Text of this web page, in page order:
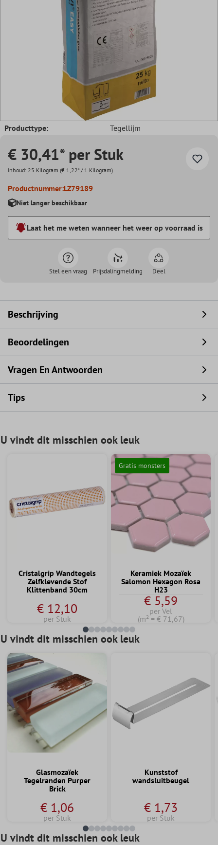
Producttype: Tegellijm
€ 30,41* per Stuk
Inhoud: 25 Kilogram (€ 1,22* / 1 Kilogram)
Productnummer:LZ79189
Niet langer beschikbaar
Laat het me weten wanneer het weer op voorraad is
Stel een vraag Prijsdalingmelding Deel
Beschrijving
Beoordelingen
Vragen En Antwoorden
Tips
U vindt dit misschien ook leuk
Cristalgrip Wandtegels
Zelfklevende Stof
Klittenband 30cm
€ 12,10
per Stuk
Gratis monsters
Keramiek Mozaïek
Salomon Hexagon Rosa
H23
€ 5,59
per Vel
(m² = € 71,67)
U vindt dit misschien ook leuk
Glasmozaïek
Tegelranden Purper
Brick
€ 1,06
per Stuk
Kunststof
wandsluitbeugel
€ 1,73
per Stuk
U vindt dit misschien ook leuk